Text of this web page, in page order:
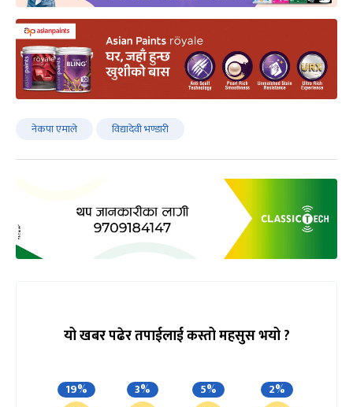
नेकपा एमाले विद्यादेवी भण्डारी
यो खबर पढेर तपाईलाई कस्तो महसुस भयो ?
19% 3% 5% 2%